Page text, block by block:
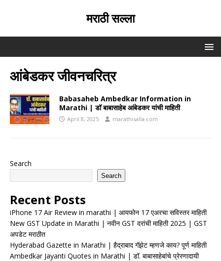
मराठी सल्ला
आंबेडकर जीवनचरित्र
Babasaheb Ambedkar Information in
Marathi | डॉ बाबासाहेब आंबेडकर यांची माहिती
April 8, 2025 marathisalla.com
Search
Search
Recent Posts
iPhone 17 Air Review in marathi | आयफोन 17 एअरचा सविस्तर माहिती
New GST Update in Marathi | नवीन GST दरांची माहिती 2025 | GST
अपडेट मराठीत
Hyderabad Gazette in Marathi | हैद्राबाद गॅझेट म्हणजे काय? पूर्ण माहिती
Ambedkar Jayanti Quotes in Marathi | डॉ. बाबासाहेबांचे प्रेरणादायी